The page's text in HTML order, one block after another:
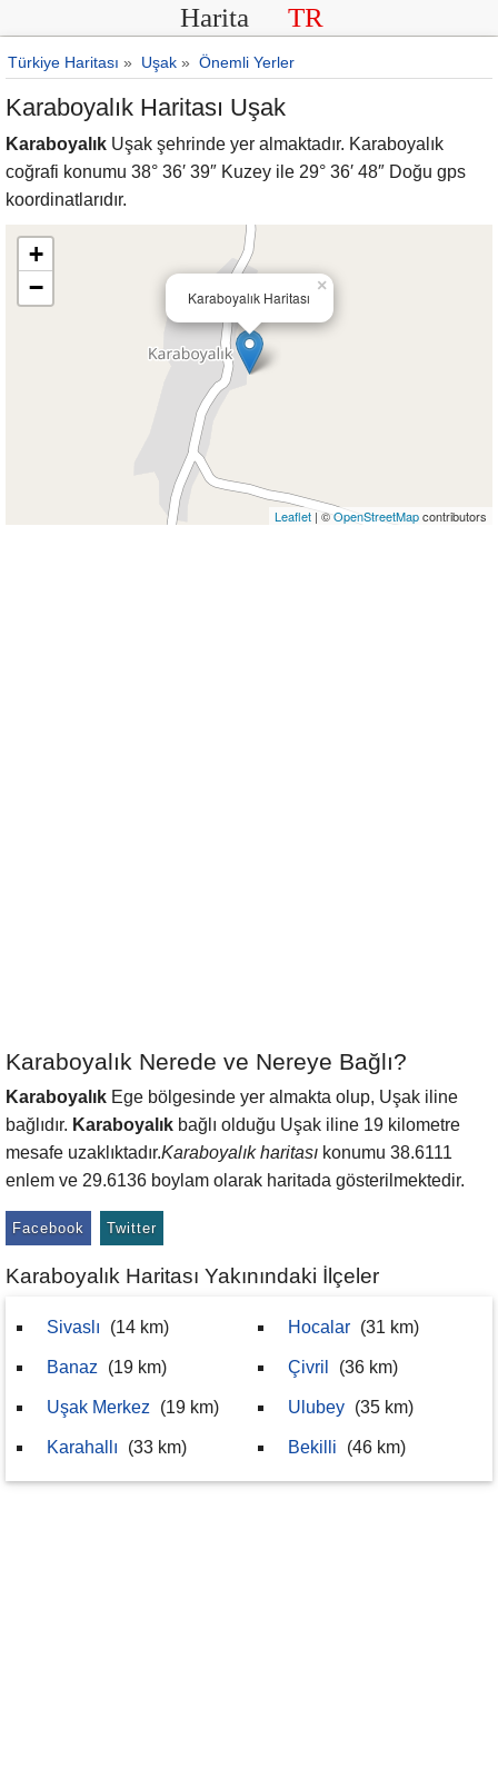
Harita TR
Türkiye Haritası » Uşak » Önemli Yerler
Karaboyalık Haritası Uşak
Karaboyalık Uşak şehrinde yer almaktadır. Karaboyalık
coğrafi konumu 38° 36′ 39″ Kuzey ile 29° 36′ 48″ Doğu gps
koordinatlarıdır.
Karaboyalık Haritası
×
+
−
Leaflet | ©OpenStreetMapcontributors
Karaboyalık Nerede ve Nereye Bağlı?
Karaboyalık Ege bölgesinde yer almakta olup, Uşak iline
bağlıdır. Karaboyalık bağlı olduğu Uşak iline 19 kilometre
mesafe uzaklıktadır.Karaboyalık haritası konumu 38.6111
enlem ve 29.6136 boylam olarak haritada gösterilmektedir.
Facebook Twitter
Karaboyalık Haritası Yakınındaki İlçeler
Sivaslı (14 km)
Banaz (19 km)
Uşak Merkez (19 km)
Karahallı (33 km)
Hocalar (31 km)
Çivril (36 km)
Ulubey (35 km)
Bekilli (46 km)